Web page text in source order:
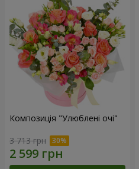
Композиція "Улюблені очі"
3 713 грн